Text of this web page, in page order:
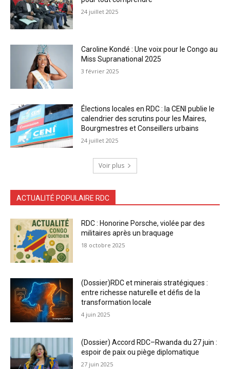
24 juillet 2025
Caroline Kondé : Une voix pour le Congo au
Miss Supranational 2025
3 février 2025
Élections locales en RDC : la CENI publie le
calendrier des scrutins pour les Maires,
Bourgmestres et Conseillers urbains
24 juillet 2025
Voir plus
ACTUALITÉ POPULAIRE RDC
RDC : Honorine Porsche, violée par des
militaires après un braquage
18 octobre 2025
(Dossier)RDC et minerais stratégiques :
entre richesse naturelle et défis de la
transformation locale
4 juin 2025
(Dossier) Accord RDC–Rwanda du 27 juin :
espoir de paix ou piège diplomatique
27 juin 2025